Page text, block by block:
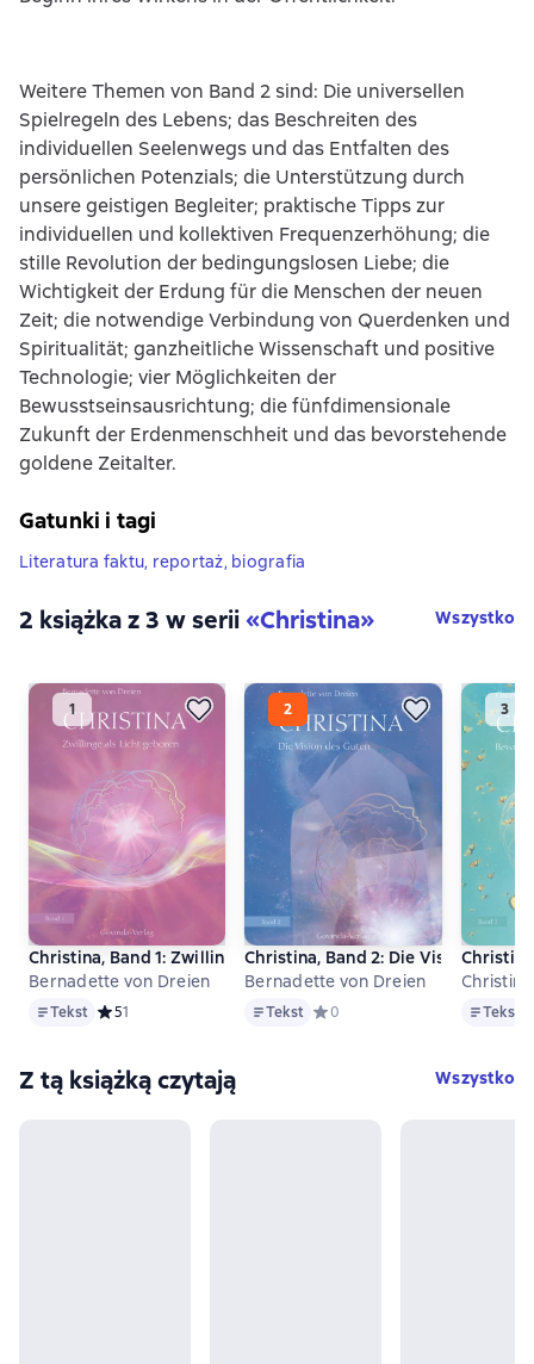
Weitere Themen von Band 2 sind: Die universellen
Spielregeln des Lebens; das Beschreiten des
individuellen Seelenwegs und das Entfalten des
persönlichen Potenzials; die Unterstützung durch
unsere geistigen Begleiter; praktische Tipps zur
individuellen und kollektiven Frequenzerhöhung; die
stille Revolution der bedingungslosen Liebe; die
Wichtigkeit der Erdung für die Menschen der neuen
Zeit; die notwendige Verbindung von Querdenken und
Spiritualität; ganzheitliche Wissenschaft und positive
Technologie; vier Möglichkeiten der
Bewusstseinsausrichtung; die fünfdimensionale
Zukunft der Erdenmenschheit und das bevorstehende
goldene Zeitalter.
Gatunki i tagi
Literatura faktu, reportaż, biografia
2 książka z 3 w serii«Christina» Wszystko
Christina, Band 1: Zwillinge als Licht geboren
Bernadette von Dreien
TekstTekst Средний рейтинг 5 на основе 1 оценок
51
Christina, Band 2: Die Vision des
Bernadette von Dreien
TekstTekst Средний рейтинг 0 на основе
0 TekstTekst
Z tą książką czytają Wszystko